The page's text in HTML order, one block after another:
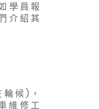
學 員 報
介 紹 其
候 ) ，
維 修 工